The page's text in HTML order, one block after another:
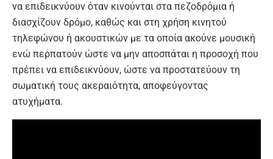
να επιδεικνύουν όταν κινούνται στα πεζοδρόμια ή
διασχίζουν δρόμο, καθώς και στη χρήση κινητού
τηλεφώνου ή ακουστικών με τα οποία ακούνε μουσική
ενώ περπατούν ώστε να μην αποσπάται η προσοχή που
πρέπει να επιδεικνύουν, ώστε να προστατεύουν τη
σωματική τους ακεραιότητα, αποφεύγοντας
ατυχήματα.